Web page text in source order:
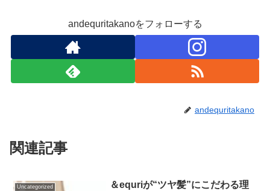
andequritakanoをフォローする
andequritakano
関連記事
Uncategorized
＆equriが“ツヤ髪”にこだわる理